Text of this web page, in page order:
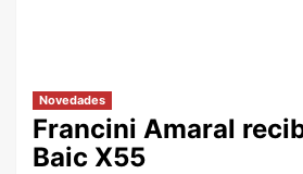
Novedades
Francini Amaral
Baic X55